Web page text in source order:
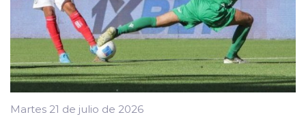
Martes 21 de julio de 2026